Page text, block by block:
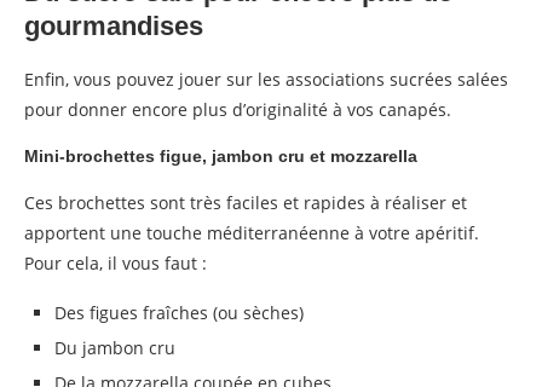
gourmandises
Enfin, vous pouvez jouer sur les associations sucrées salées
pour donner encore plus d’originalité à vos canapés.
Mini-brochettes figue, jambon cru et mozzarella
Ces brochettes sont très faciles et rapides à réaliser et
apportent une touche méditerranéenne à votre apéritif.
Pour cela, il vous faut :
Des figues fraîches (ou sèches)
Du jambon cru
De la mozzarella coupée en cubes